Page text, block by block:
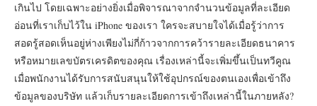
เกินไป โดยเฉพาะอย่างยิ่งเมื่อพิจารณาจากจำนวนข้อมูลที่ละเอียด
อ่อนที่เราเก็บไว้ใน iPhone ของเรา ใครจะสบายใจได้เมื่อรู้ว่าการ
สอดรู้สอดเห็นอยู่ห่างเพียงไม่กี่ก้าวจากการคว้ารายละเอียดธนาคาร
หรือหมายเลขบัตรเครดิตของคุณ เรื่องเหล่านี้จะเพิ่มขึ้นเป็นทวีคูณ
เมื่อพนักงานได้รับการสนับสนุนให้ใช้อุปกรณ์ของตนเองเพื่อเข้าถึง
ข้อมูลของบริษัท แล้วเก็บรายละเอียดการเข้าถึงเหล่านี้ในภายหลัง?